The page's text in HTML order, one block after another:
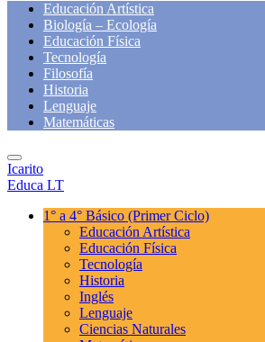
Educación Artística
Biología – Ecología
Educación Física
Tecnología
Filosofía
Historia
Lenguaje
Matemáticas
Icarito
Educa LT
1° a 4° Básico (Primer Ciclo)
Educación Artística
Educación Física
Tecnología
Historia
Inglés
Lenguaje
Ciencias Naturales